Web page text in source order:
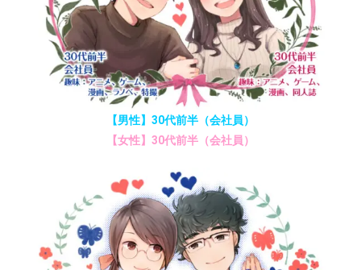
【男性】30代前半（会社員）
【女性】30代前半（会社員）